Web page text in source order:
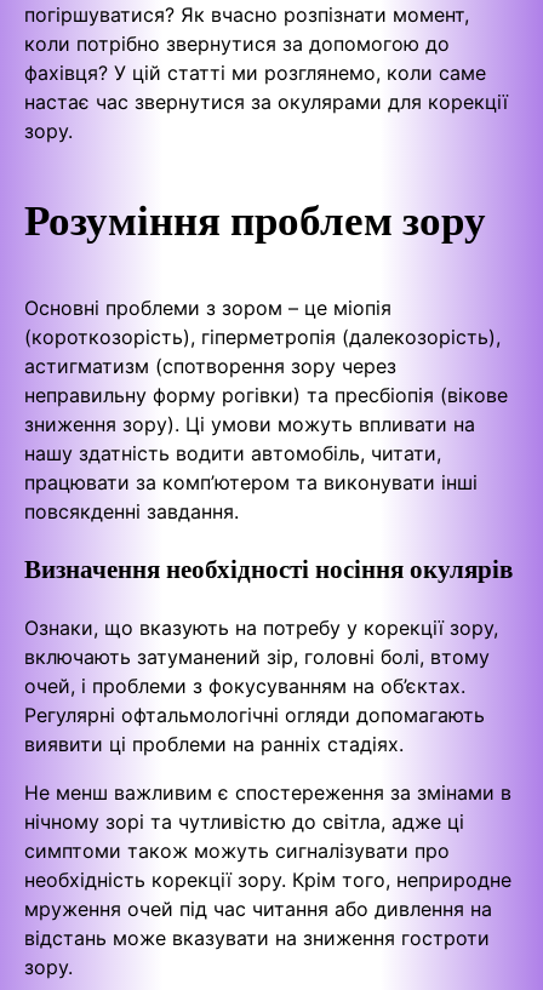
погіршуватися? Як вчасно розпізнати момент,
коли потрібно звернутися за допомогою до
фахівця? У цій статті ми розглянемо, коли саме
настає час звернутися за окулярами для корекції
зору.
Розуміння проблем зору
Основні проблеми з зором – це міопія
(короткозорість), гіперметропія (далекозорість),
астигматизм (спотворення зору через
неправильну форму рогівки) та пресбіопія (вікове
зниження зору). Ці умови можуть впливати на
нашу здатність водити автомобіль, читати,
працювати за комп’ютером та виконувати інші
повсякденні завдання.
Визначення необхідності носіння окулярів
Ознаки, що вказують на потребу у корекції зору,
включають затуманений зір, головні болі, втому
очей, і проблеми з фокусуванням на об’єктах.
Регулярні офтальмологічні огляди допомагають
виявити ці проблеми на ранніх стадіях.
Не менш важливим є спостереження за змінами в
нічному зорі та чутливістю до світла, адже ці
симптоми також можуть сигналізувати про
необхідність корекції зору. Крім того, неприродне
мруження очей під час читання або дивлення на
відстань може вказувати на зниження гостроти
зору.